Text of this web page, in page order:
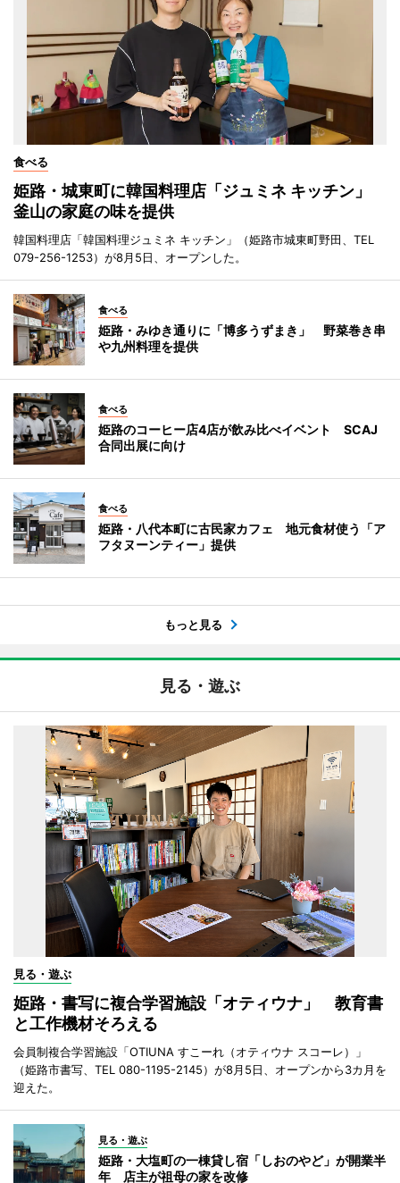
食べる
姫路・城東町に韓国料理店「ジュミネ キッチン」
釜山の家庭の味を提供
韓国料理店「韓国料理ジュミネ キッチン」（姫路市城東町野田、TEL
079-256-1253）が8月5日、オープンした。
食べる
姫路・みゆき通りに「博多うずまき」 野菜巻き串
や九州料理を提供
食べる
姫路のコーヒー店4店が飲み比べイベント SCAJ
合同出展に向け
食べる
姫路・八代本町に古民家カフェ 地元食材使う「ア
フタヌーンティー」提供
もっと見る
見る・遊ぶ
見る・遊ぶ
姫路・書写に複合学習施設「オティウナ」 教育書
と工作機材そろえる
会員制複合学習施設「OTIUNA すこーれ（オティウナ スコーレ）」
（姫路市書写、TEL 080-1195-2145）が8月5日、オープンから3カ月を
迎えた。
見る・遊ぶ
姫路・大塩町の一棟貸し宿「しおのやど」が開業半
年 店主が祖母の家を改修